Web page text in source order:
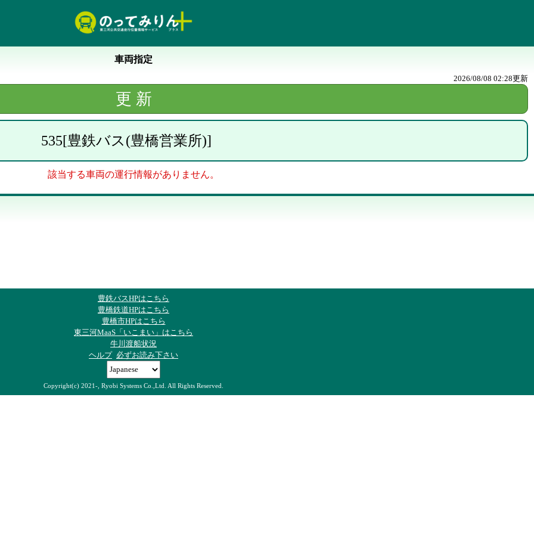
車両指定
2026/08/08 02:28更新
535[豊鉄バス(豊橋営業所)]
該当する車両の運行情報がありません。
豊鉄バスHPはこちら
豊橋鉄道HPはこちら
豊橋市HPはこちら
東三河MaaS「いこまい」はこちら
牛川渡船状況
ヘルプ 必ずお読み下さい
Copyright(c) 2021-, Ryobi Systems Co.,Ltd. All Rights Reserved.